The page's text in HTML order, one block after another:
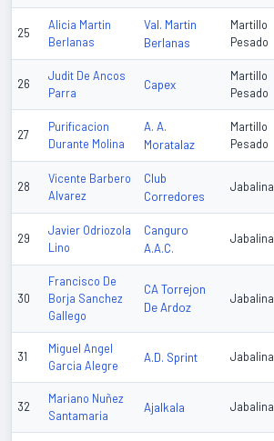
25
Alicia Martin
Berlanas
Val. Martin
Berlanas
Martillo
Pesado
26
Judit De Ancos
Parra
Capex
Martillo
Pesado
27
Purificacion
Durante Molina
A. A.
Moratalaz
Martillo
Pesado
28
Vicente Barbero
Alvarez
Club
Corredores
Jabalina
29
Javier Odriozola
Lino
Canguro
A.A.C.
Jabalina
30
Francisco De
Borja Sanchez
Gallego
CA Torrejon
De Ardoz
Jabalina
31
Miguel Angel
Garcia Alegre
A.D. Sprint Jabalina
32
Mariano Nuñez
Santamaria
Ajalkala Jabalina